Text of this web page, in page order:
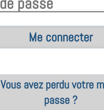
Vous avez perdu votre
passe ?